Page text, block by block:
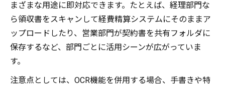
コピー機の活用でペーパーレス化に近づく
方法
デジタル複合機が変える書類管理と業務効
率
化
まざまな用途に即対応できます。たとえば、経理部門な
ら領収書をスキャンして経費精算システムにそのままア
ップロードしたり、営業部門が契約書を共有フォルダに
保存するなど、部門ごとに活用シーンが広がっていま
す。
注意点としては、OCR機能を併用する場合、手書きや特